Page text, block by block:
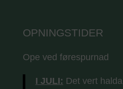
OPNINGSTIDER
Ope ved førespurnad
I JULI: Det vert halda